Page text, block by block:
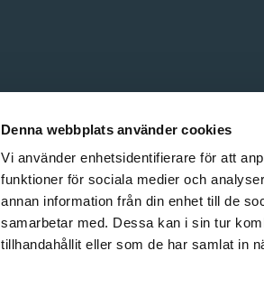
Denna webbplats använder cookies
Vi använder enhetsidentifierare för att
funktioner för sociala medier och
annan information från din enhet till de
samarbetar med. Dessa kan i sin tur
tillhandahållit eller som de har samlat in